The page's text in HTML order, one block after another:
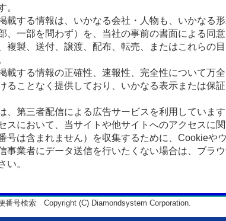
。
する情報は、いかなる会社・人物も、いかなる
、一部を問わず）を、当社の事前の書面による同
複製、送付、譲渡、配布、転売、またはこれらの
する情報の正確性、速報性、完全性について万
ることなく提供しており、いかなる表示または保
第三者配信による広告サービスを利用していま
スにおいて、当サイトや他サイトへのアクセスに関
号は含まれません）を収集するために、Cookieや
事業者にデータ送信を行いたくない場合は、ブラ
い。
番号検索 Copyright (C) Diamondsystem Corporation.